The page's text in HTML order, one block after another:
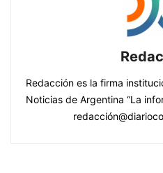
Redacción es la firma
Noticias de Argentina “La